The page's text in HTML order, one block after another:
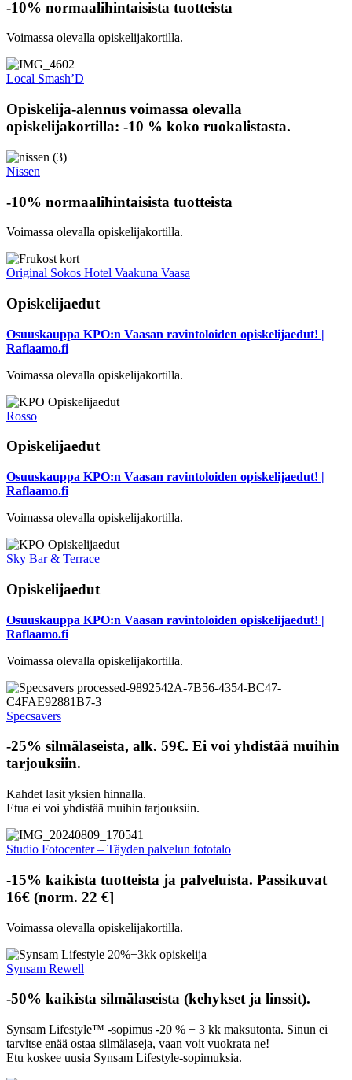
-10% normaalihintaisista tuotteista
Voimassa olevalla opiskelijakortilla.
Local Smash’D
Opiskelija-alennus voimassa olevalla
opiskelijakortilla: -10 % koko ruokalistasta.
Nissen
-10% normaalihintaisista tuotteista
Voimassa olevalla opiskelijakortilla.
Original Sokos Hotel Vaakuna Vaasa
Opiskelijaedut
Osuuskauppa KPO:n Vaasan ravintoloiden opiskelijaedut! |
Raflaamo.fi
Voimassa olevalla opiskelijakortilla.
Rosso
Opiskelijaedut
Osuuskauppa KPO:n Vaasan ravintoloiden opiskelijaedut! |
Raflaamo.fi
Voimassa olevalla opiskelijakortilla.
Sky Bar & Terrace
Opiskelijaedut
Osuuskauppa KPO:n Vaasan ravintoloiden opiskelijaedut! |
Raflaamo.fi
Voimassa olevalla opiskelijakortilla.
Specsavers
-25% silmälaseista, alk. 59€. Ei voi yhdistää muihin
tarjouksiin.
Kahdet lasit yksien hinnalla.
Etua ei voi yhdistää muihin tarjouksiin.
Studio Fotocenter – Täyden palvelun fototalo
-15% kaikista tuotteista ja palveluista. Passikuvat
16€ (norm. 22 €]
Voimassa olevalla opiskelijakortilla.
Synsam Rewell
-50% kaikista silmälaseista (kehykset ja linssit).
Synsam Lifestyle™ -sopimus -20 % + 3 kk maksutonta. Sinun ei
tarvitse enää ostaa silmälaseja, vaan voit vuokrata ne!
Etu koskee uusia Synsam Lifestyle-sopimuksia.